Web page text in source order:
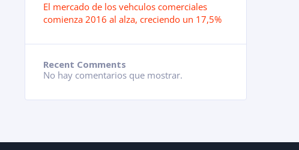
El mercado de los vehculos comerciales
comienza 2016 al alza, creciendo un 17,5%
Recent Comments
No hay comentarios que mostrar.